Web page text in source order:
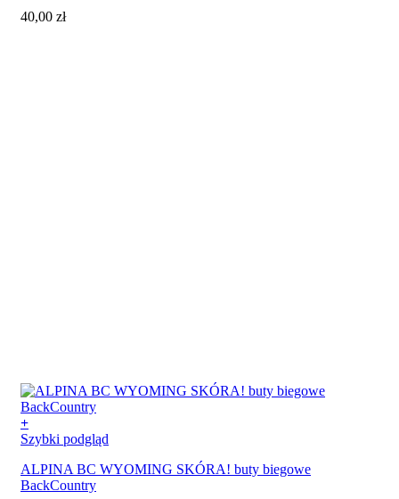
40,00 zł
+
Ten
ma
wiele
Szybki podgląd
ALPINA BC WYOMING SKÓRA! buty biegowe
BackCountry